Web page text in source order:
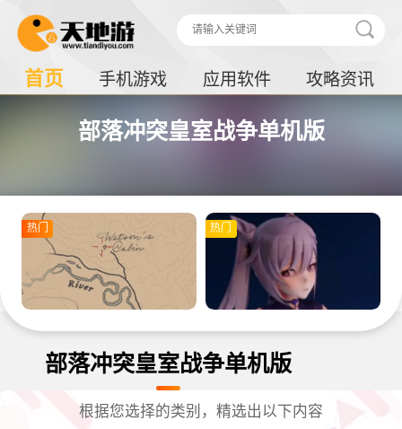
首页 手机游戏 应用软件 攻略资讯
部落冲突皇室战争单机版
热门 热门
部落冲突皇室战争单机版
根据您选择的类别，精选出以下内容